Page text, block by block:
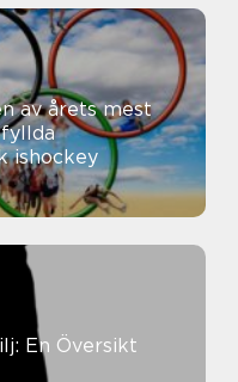
av årets mest
ishockey
En Översikt